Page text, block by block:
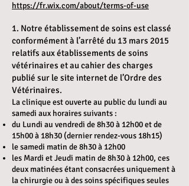
https://fr.wix.com/about/terms-of-use
1. Notre établissement de soins est classé
conformément à l’arrêté du 13 mars 2015
relatifs aux établissements de soins
vétérinaires et au cahier des charges
publié sur le site internet de l’Ordre des
Vétérinaires.
La clinique est ouverte au public du lundi au
samedi aux horaires suivants :
du Lundi au vendredi de 8h30 à 12h00 et de
15h00 à 18h30 (dernier rendez-vous 18h15)
le samedi matin de 8h30 à 12h00
les Mardi et Jeudi matin de 8h30 à 12h00, ces
deux matinées étant consacrées uniquement à
la chirurgie ou à des soins spécifiques seules